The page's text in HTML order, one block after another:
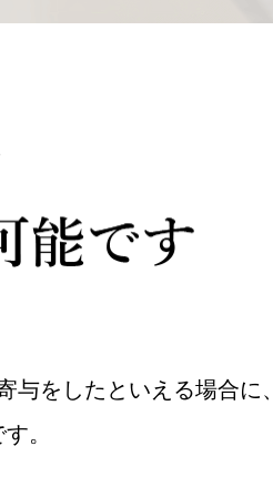
をしたといえる場合に、
。